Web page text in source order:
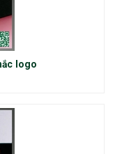
logo